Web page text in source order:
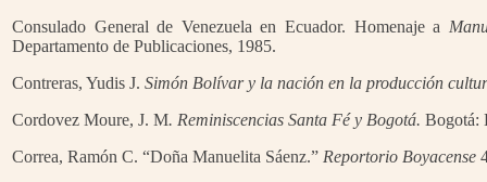
Consulado General de Venezuela en Ecuador. Homenaje a
Departamento de Publicaciones, 1985.
Contreras, Yudis J. Simón Bolívar y la nación en la producción
Cordovez Moure, J. M. Reminiscencias Santa Fé y Bogotá. Bogotá:
Correa, Ramón C. “Doña Manuelita Sáenz.” Reportorio Boyacense